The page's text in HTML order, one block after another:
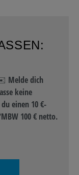
Melde dich
keine
einen 10 €-
100 € netto.